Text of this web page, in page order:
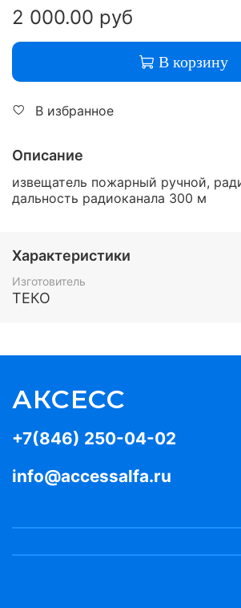
2 000.00 руб
В корзину
В избранное
Описание
извещатель пожарный ручной,
дальность радиоканала 300 м
Характеристики
Изготовитель
ТЕКО
+7(846) 250-04-02
info@accessalfa.ru
АКСЕСС